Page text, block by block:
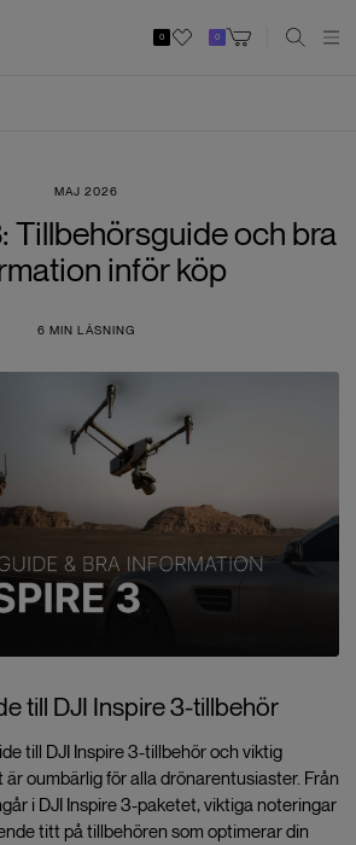
0 0
MAJ 2026
Tillbehörsguide och bra
inför köp
6 MIN LÄSNING
till DJI Inspire 3-tillbehör
till DJI Inspire 3-tillbehör och viktig
oumbärlig för alla drönarentusiaster. Från
i DJI Inspire 3-paketet, viktiga noteringar
titt på tillbehören som optimerar din